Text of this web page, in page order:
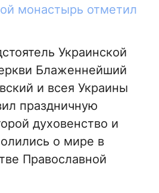
монастырь отметил
Украинской
Блаженнейший
и всея Украины
праздничную
духовенство и
о мире в
Православной